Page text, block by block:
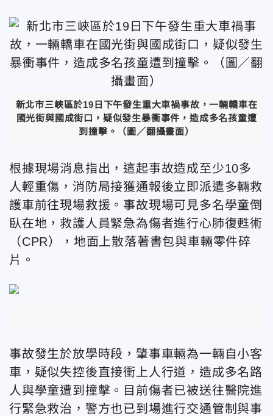
新北市三峽區於19日下午發生重大車禍事故，一輛轎車在
國光街與國成街口，疑似發生暴衝事件，造成多名孩童遭
到撞擊。（圖／翻攝畫面）
根據現場消息指出，這起事故造成至少10多
人輕重傷，消防局接獲通報後立即派遣多輛救
護車前往現場救援。事故現場可見多名學童倒
臥在地，救護人員緊急為傷者進行心肺復甦術
（CPR），地面上散落著書包與車輛零件碎
片。
事故發生於放學時段，肇事車輛為一輛自小客
車，疑似失控後直接衝上人行道，造成多名路
人與學童遭到撞擊。目前傷者已被送往醫院進
行緊急救治，警方也已到場進行交通管制與事